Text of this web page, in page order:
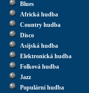
Blues
Africká hudba
Country hudba
Disco
Asijská hudba
Elektronická hudba
Folková hudba
Jazz
Populární hudba